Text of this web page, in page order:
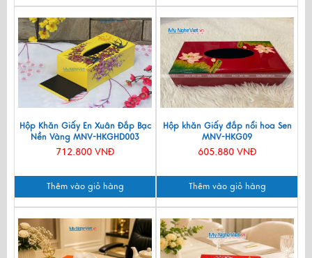
Hộp Khăn Giấy En Xuân Đắp Bạc
Nền Vàng MNV-HKGHD003
712.800 VNĐ
Thêm vào giỏ hàng
Hộp khăn Giấy đắp nổi hoa Sen
MNV-HKG09
605.880 VNĐ
Thêm vào giỏ hàng